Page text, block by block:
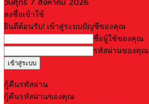
วันศุกร์ 7 สิงหาคม 2026
ลงชื่อเข้าใช้
ยินดีต้อนรับ! เข้าสู่ระบบบัญชีของคุณ
ชื่อผู้ใช้ของคุณ
รหัสผ่านของคุณ
กู้คืนรหัสผ่าน
กู้คืนรหัสผ่านของคุณ